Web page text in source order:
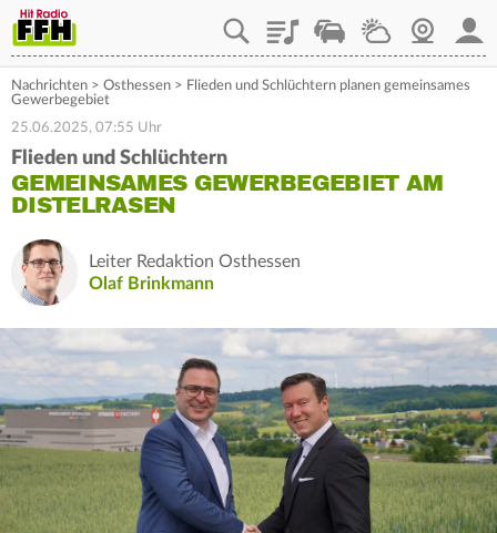
PlaylistStaupilotWetterWebcam
Nachrichten > Osthessen > Flieden und Schlüchtern planen gemeinsames
Gewerbegebiet
25.06.2025, 07:55 Uhr
Flieden und Schlüchtern
GEMEINSAMES GEWERBEGEBIET AM
DISTELRASEN
Leiter Redaktion Osthessen
Olaf Brinkmann